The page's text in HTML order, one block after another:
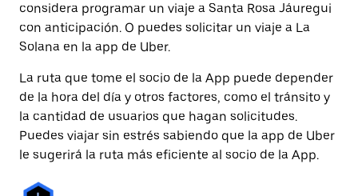
considera programar un viaje a Santa Rosa Jáuregui
con anticipación. O puedes solicitar un viaje a La
Solana en la app de Uber.
La ruta que tome el socio de la App puede depender
de la hora del día y otros factores, como el tránsito y
la cantidad de usuarios que hagan solicitudes.
Puedes viajar sin estrés sabiendo que la app de Uber
le sugerirá la ruta más eficiente al socio de la App.